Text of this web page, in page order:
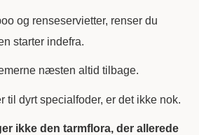
og renseservietter, renser du
starter indefra.
næsten altid tilbage.
til dyrt specialfoder, er det ikke nok.
ikke den tarmflora, der allerede